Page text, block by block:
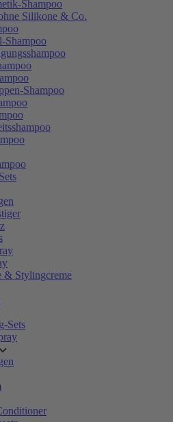
Shampoo
Silikone & Co.
Shampoo
Shampoo
& Stylingcreme
Sets